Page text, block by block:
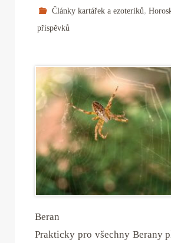
Články kartářek a ezoteriků,
příspěvků
Beran
Prakticky pro všechny Berany